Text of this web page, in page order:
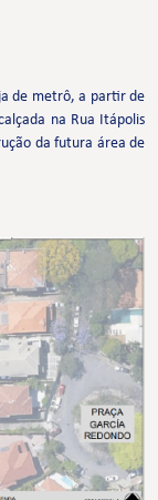
de metrô, a partir de
na Rua Itápolis
da futura área de